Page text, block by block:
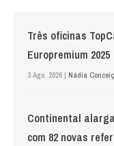
Três oficinas
Europremium 2025
3 Ago. 2026 | Nádia
Continental
com 82 novas